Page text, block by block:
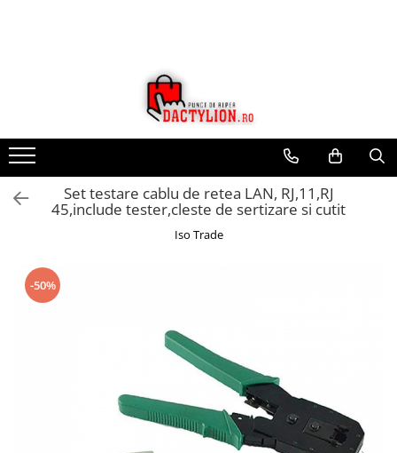
Set testare cablu de retea LAN, RJ,11,RJ
45,include tester,cleste de sertizare si cutit
Iso Trade
-50%